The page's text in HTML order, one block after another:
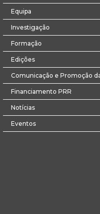
Equipa
Investigação
Formação
Edições
Comunicação e Promoção
Financiamento PRR
Notícias
Eventos